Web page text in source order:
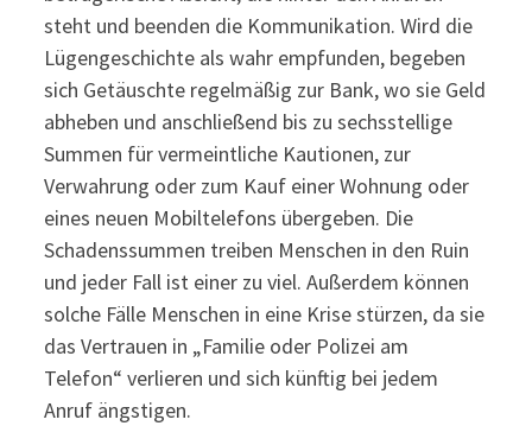
steht und beenden die Kommunikation. Wird die
Lügengeschichte als wahr empfunden, begeben
sich Getäuschte regelmäßig zur Bank, wo sie Geld
abheben und anschließend bis zu sechsstellige
Summen für vermeintliche Kautionen, zur
Verwahrung oder zum Kauf einer Wohnung oder
eines neuen Mobiltelefons übergeben. Die
Schadenssummen treiben Menschen in den Ruin
und jeder Fall ist einer zu viel. Außerdem können
solche Fälle Menschen in eine Krise stürzen, da sie
das Vertrauen in „Familie oder Polizei am
Telefon“ verlieren und sich künftig bei jedem
Anruf ängstigen.